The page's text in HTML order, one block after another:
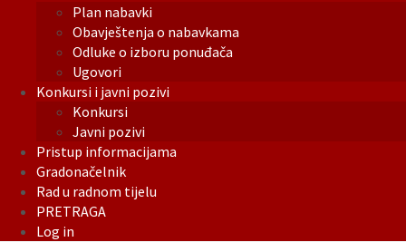
Plan nabavki
Obavještenja o nabavkama
Odluke o izboru ponuđača
Ugovori
Konkursi i javni pozivi
Konkursi
Javni pozivi
Pristup informacijama
Gradonačelnik
Rad u radnom tijelu
PRETRAGA
Log in